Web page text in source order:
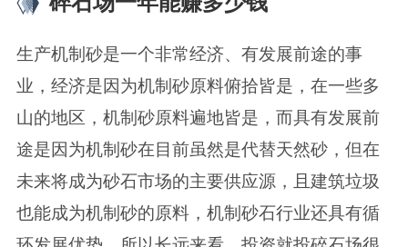
生产机制砂是一个非常经济、有发展前途的事
业，经济是因为机制砂原料俯拾皆是，在一些多
山的地区，机制砂原料遍地皆是，而具有发展前
途是因为机制砂在目前虽然是代替天然砂，但在
未来将成为砂石市场的主要供应源，且建筑垃圾
也能成为机制砂的原料，机制砂石行业还具有循